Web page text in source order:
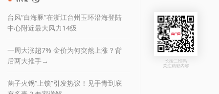
台风“白海豚”在浙江台州玉环沿海登陆
中心附近最大风力14级
一周大涨超7% 金价为何突然上涨？背
后两大推手→
菌子火锅“上锁”引发热议！见手青到底
长按二维码
关注精彩内容